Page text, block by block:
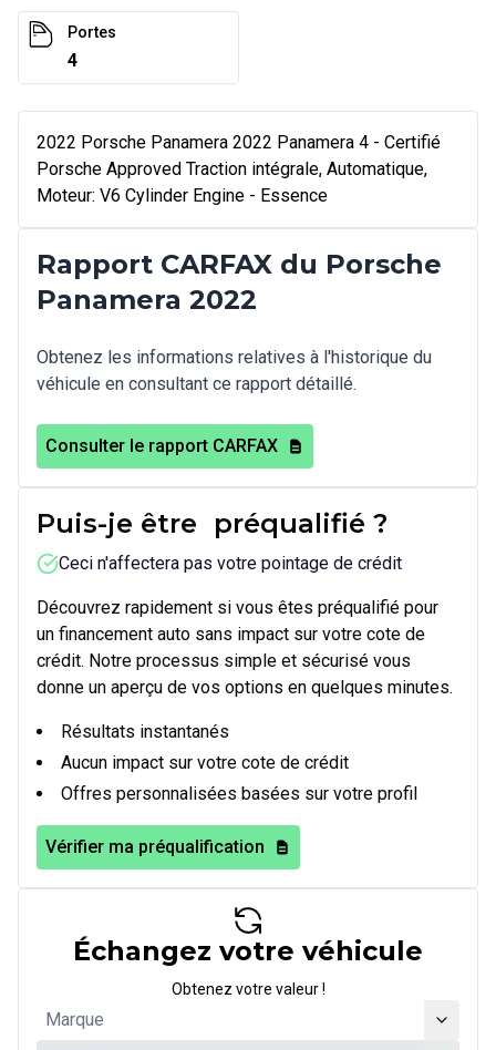
Portes
4
2022 Porsche Panamera 2022 Panamera 4 - Certifié
Porsche Approved Traction intégrale, Automatique,
Moteur: V6 Cylinder Engine - Essence
Rapport CARFAX du Porsche
Panamera 2022
Obtenez les informations relatives à l'historique du
véhicule en consultant ce rapport détaillé.
Consulter le rapport CARFAX
Puis-je être préqualifié ?
Ceci n'affectera pas votre pointage de crédit
Découvrez rapidement si vous êtes préqualifié pour
un financement auto sans impact sur votre cote de
crédit. Notre processus simple et sécurisé vous
donne un aperçu de vos options en quelques minutes.
Résultats instantanés
Aucun impact sur votre cote de crédit
Offres personnalisées basées sur votre profil
Vérifier ma préqualification
Échangez votre véhicule
Obtenez votre valeur !